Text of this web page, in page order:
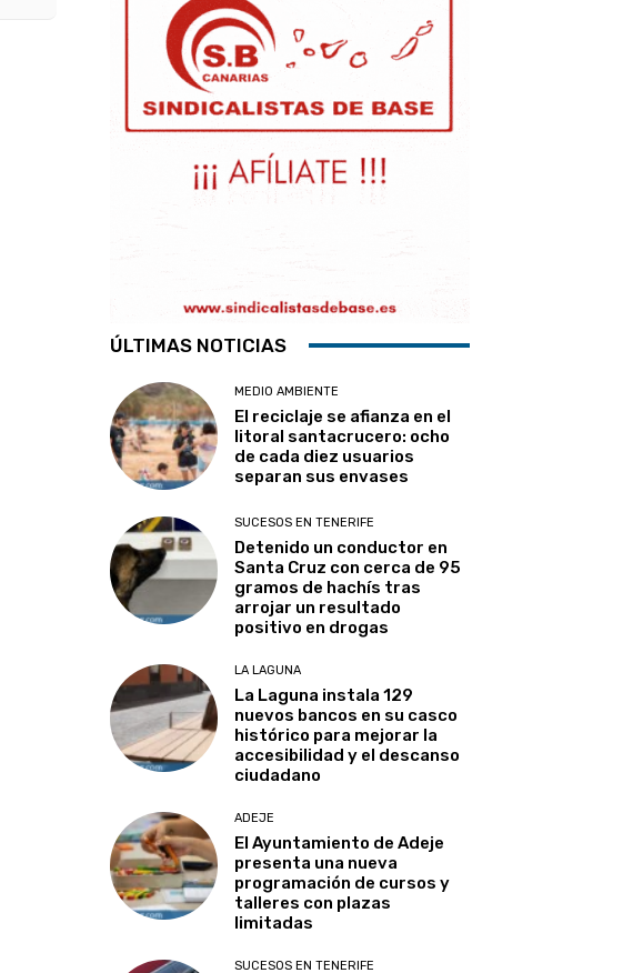
ÚLTIMAS NOTICIAS
MEDIO AMBIENTE
El reciclaje se afianza en el
litoral santacrucero: ocho
de cada diez usuarios
separan sus envases
SUCESOS EN TENERIFE
Detenido un conductor en
Santa Cruz con cerca de 95
gramos de hachís tras
arrojar un resultado
positivo en drogas
LA LAGUNA
La Laguna instala 129
nuevos bancos en su casco
histórico para mejorar la
accesibilidad y el descanso
ciudadano
ADEJE
El Ayuntamiento de Adeje
presenta una nueva
programación de cursos y
talleres con plazas
limitadas
SUCESOS EN TENERIFE